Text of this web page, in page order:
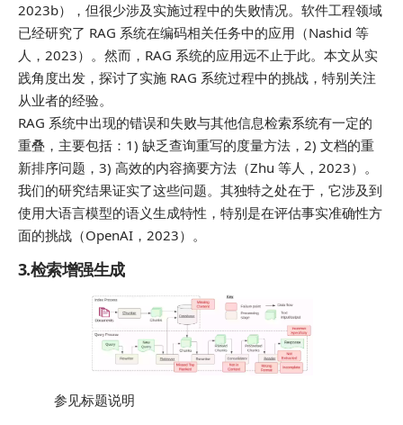
2023b），但很少涉及实施过程中的失败情况。软件工程领域
已经研究了 RAG 系统在编码相关任务中的应用（Nashid 等
人，2023）。然而，RAG 系统的应用远不止于此。本文从实
践角度出发，探讨了实施 RAG 系统过程中的挑战，特别关注
从业者的经验。
RAG 系统中出现的错误和失败与其他信息检索系统有一定的
重叠，主要包括：1) 缺乏查询重写的度量方法，2) 文档的重
新排序问题，3) 高效的内容摘要方法（Zhu 等人，2023）。
我们的研究结果证实了这些问题。其独特之处在于，它涉及到
使用大语言模型的语义生成特性，特别是在评估事实准确性方
面的挑战（OpenAI，2023）。
3.检索增强生成
参见标题说明